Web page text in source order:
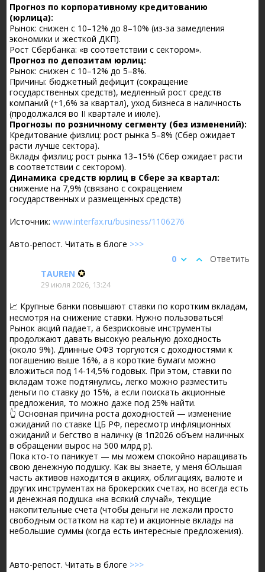
Прогноз по корпоративному кредитованию
(юрлица):
Рынок: снижен с 10–12% до 8–10% (из-за замедления
экономики и жесткой ДКП).
Рост Сбербанка: «в соответствии с сектором».
Прогноз по депозитам юрлиц:
Рынок: снижен с 10–12% до 5–8%.
Причины: бюджетный дефицит (сокращение
государственных средств), медленный рост средств
компаний (+1,6% за квартал), уход бизнеса в наличность
(продолжался во II квартале и июле).
Прогнозы по розничному сегменту (без изменений):
Кредитование физлиц: рост рынка 5–8% (Сбер ожидает
расти лучше сектора).
Вклады физлиц: рост рынка 13–15% (Сбер ожидает расти
в соответствии с сектором).
Динамика средств юрлиц в Сбере за квартал:
снижение на 7,9% (связано с сокращением
государственных и размещенных средств)
Источник:www.interfax.ru/business/1106276
Авто-репост. Читать в блоге >>>
Ответить
0
TAUREN
29 июля 2026, 13:24
📈 Крупные банки повышают ставки по коротким вкладам,
несмотря на снижение ставки. Нужно пользоваться!
Рынок акций падает, а безрисковые инструменты
продолжают давать высокую реальную доходность
(около 9%). Длинные ОФЗ торгуются с доходностями к
погашению выше 16%, а в короткие бумаги можно
вложиться под 14-14,5% годовых. При этом, ставки по
вкладам тоже подтянулись, легко можно разместить
деньги по ставку до 15%, а если поискать акционные
предложения, то можно даже под 25% найти.
👆 Основная причина роста доходностей — изменение
ожиданий по ставке ЦБ РФ, пересмотр инфляционных
ожиданий и бегство в наличку (в 1п2026 объем наличных
в обращении вырос на 500 млрд р).
Пока кто-то паникует — мы можем спокойно наращивать
свою денежную подушку. Как вы знаете, у меня бОльшая
часть активов находится в акциях, облигациях, валюте и
других инструментах на брокерских счетах, но всегда есть
и денежная подушка «на всякий случай», текущие
накопительные счета (чтобы деньги не лежали просто
свободным остатком на карте) и акционные вклады на
небольшие суммы (когда есть интересные предложения).
Авто-репост. Читать в блоге >>>